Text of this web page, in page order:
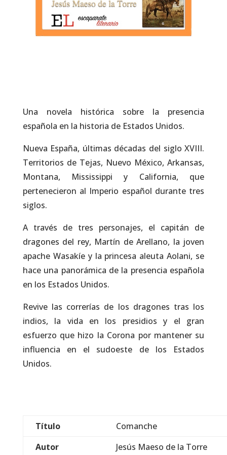
Una novela histórica sobre la presencia
española en la historia de Estados Unidos.
Nueva España, últimas décadas del siglo XVIII.
Territorios de Tejas, Nuevo México, Arkansas,
Montana, Mississippi y California, que
pertenecieron al Imperio español durante tres
siglos.
A través de tres personajes, el capitán de
dragones del rey, Martín de Arellano, la joven
apache Wasakíe y la princesa aleuta Aolani, se
hace una panorámica de la presencia española
en los Estados Unidos.
Revive las correrías de los dragones tras los
indios, la vida en los presidios y el gran
esfuerzo que hizo la Corona por mantener su
influencia en el sudoeste de los Estados
Unidos.
Título
Comanche
Autor
Jesús Maeso de la Torre